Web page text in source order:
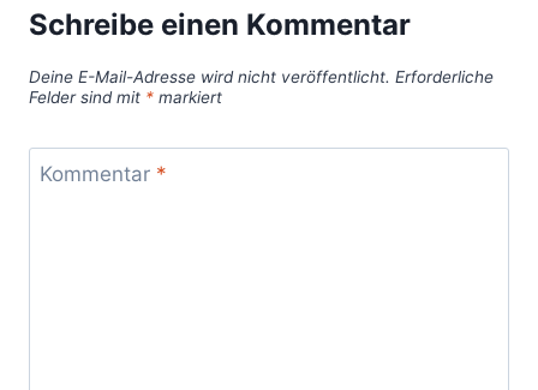
Schreibe einen Kommentar
Deine E-Mail-Adresse wird nicht veröffentlicht. Erforderliche
Felder sind mit * markiert
Kommentar *